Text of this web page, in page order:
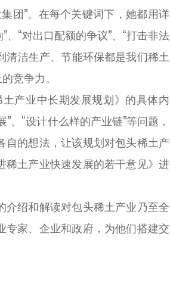
团”。在每个关键词下，她都用详
“对出口配额的争议”、“打击非法
清洁生产、节能环保都是我们稀土
竞争力。
产业中长期发展规划》的具体内
“设计什么样的产业链”等问题，
的想法，让该规划对包头稀土产
稀土产业快速发展的若干意见》进
绍和解读对包头稀土产业乃至全
家、企业和政府，为他们搭建交